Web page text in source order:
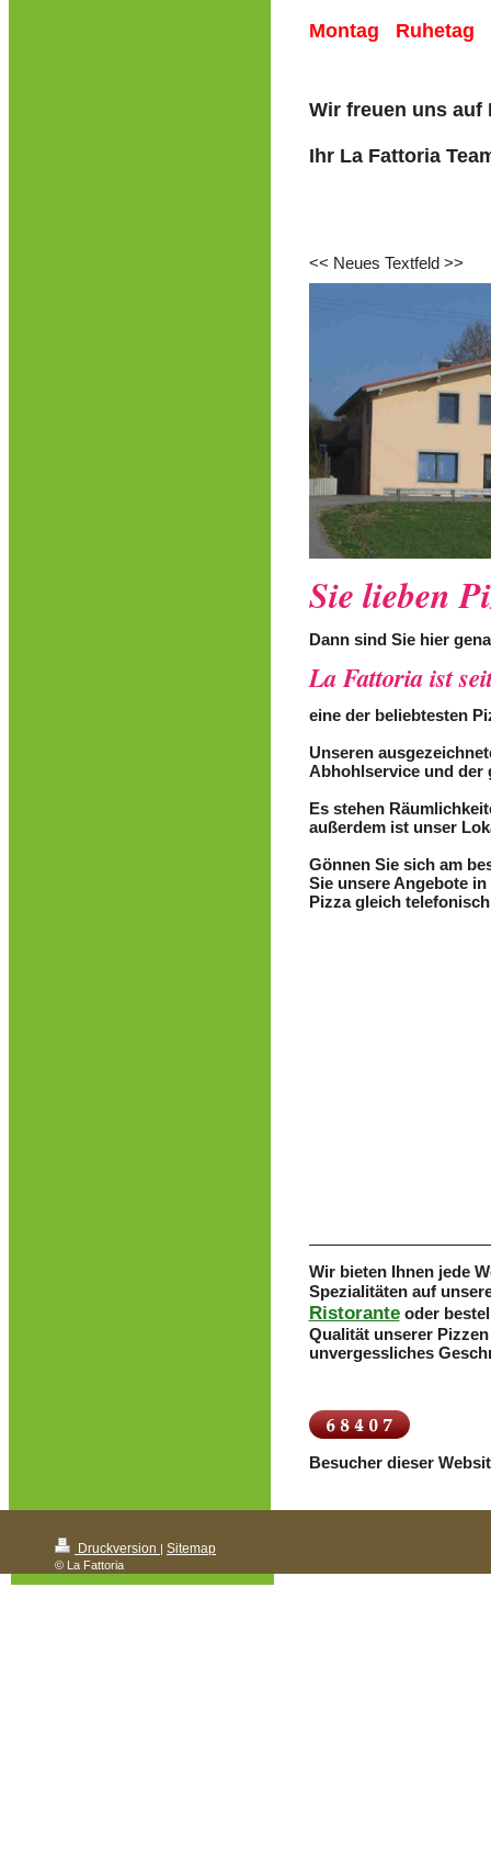
Montag Ruhetag
Wir freuen uns
Ihr La Fattoria
<< Neues Textfeld >>
Sie lieben
Dann sind Sie hier
La Fattoria ist
eine der beliebtesten
Unseren
Abhohlservice und der
Es stehen
außerdem ist unser
Gönnen Sie sich am
Sie unsere Angebote
Pizza gleich
Wir bieten Ihnen jede
Spezialitäten auf
Ristoranteoder
Qualität unserer
unvergessliches
Besucher dieser
Druckversion Sitemap
© La Fattoria